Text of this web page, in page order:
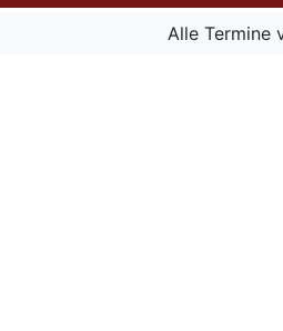
Alle Termine